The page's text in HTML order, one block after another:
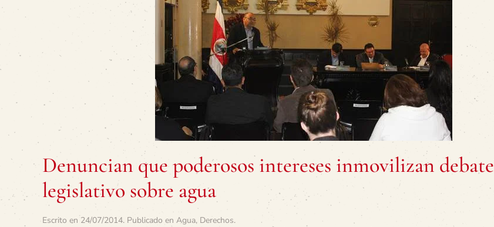
Denuncian que poderosos intereses inmovilizan debate
legislativo sobre agua
Escrito en 24/07/2014. Publicado en Agua, Derechos.